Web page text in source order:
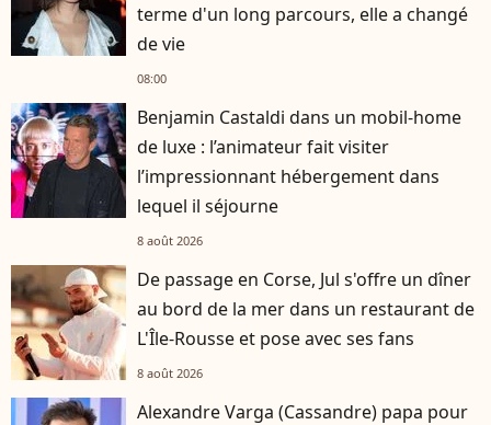
terme d'un long parcours, elle a changé
de vie
08:00
Benjamin Castaldi dans un mobil-home
de luxe : l’animateur fait visiter
l’impressionnant hébergement dans
lequel il séjourne
8 août 2026
De passage en Corse, Jul s'offre un dîner
au bord de la mer dans un restaurant de
L'Île-Rousse et pose avec ses fans
8 août 2026
Alexandre Varga (Cassandre) papa pour